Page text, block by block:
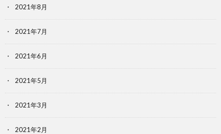
2021年8月
2021年7月
2021年6月
2021年5月
2021年3月
2021年2月